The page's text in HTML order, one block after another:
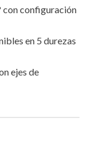
con configuración
en 5 durezas
ejes de